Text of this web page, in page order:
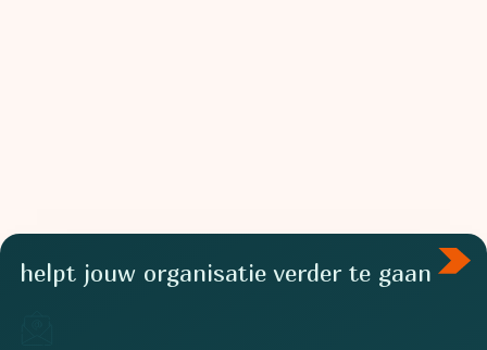
helpt jouw organisatie verder te gaan